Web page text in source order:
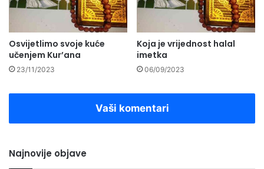
Osvijetlimo svoje kuće
učenjem Kur’ana
23/11/2023
Koja je vrijednost halal
imetka
06/09/2023
Vaši komentari
Najnovije objave